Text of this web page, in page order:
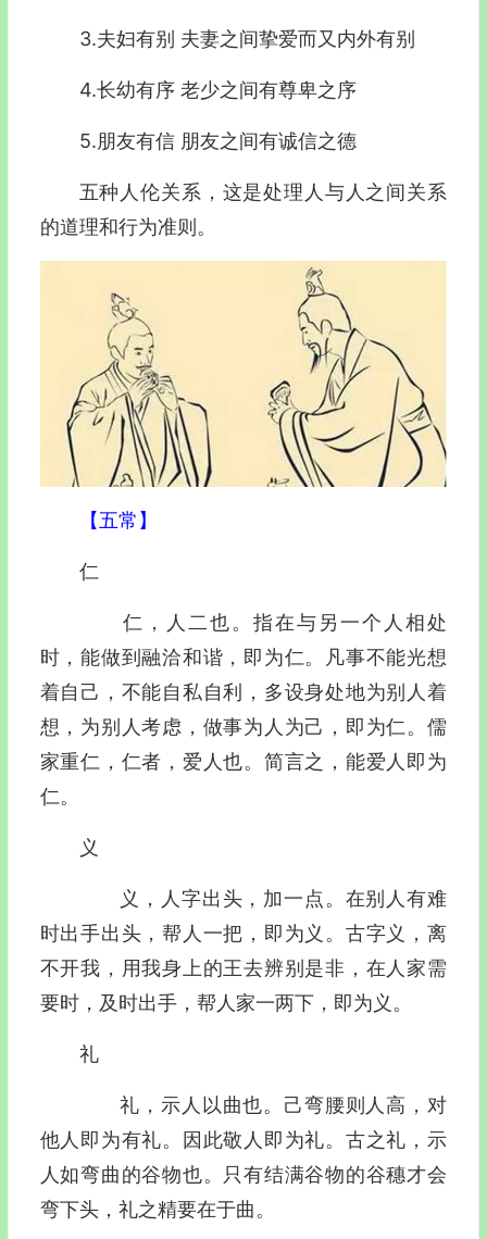
3.夫妇有别 夫妻之间挚爱而又内外有别
4.长幼有序 老少之间有尊卑之序
5.朋友有信 朋友之间有诚信之德
五种人伦关系，这是处理人与人之间关系
的道理和行为准则。
【五常】
仁
仁，人二也。指在与另一个人相处
时，能做到融洽和谐，即为仁。凡事不能光想
着自己，不能自私自利，多设身处地为别人着
想，为别人考虑，做事为人为己，即为仁。儒
家重仁，仁者，爱人也。简言之，能爱人即为
仁。
义
义，人字出头，加一点。在别人有难
时出手出头，帮人一把，即为义。古字义，离
不开我，用我身上的王去辨别是非，在人家需
要时，及时出手，帮人家一两下，即为义。
礼
礼，示人以曲也。己弯腰则人高，对
他人即为有礼。因此敬人即为礼。古之礼，示
人如弯曲的谷物也。只有结满谷物的谷穗才会
弯下头，礼之精要在于曲。